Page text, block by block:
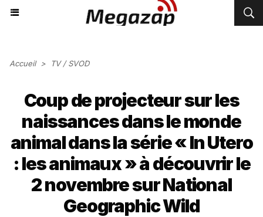
Accueil > TV / SVOD
Coup de projecteur sur les
naissances dans le monde
animal dans la série « In Utero
: les animaux » à découvrir le
2 novembre sur National
Geographic Wild